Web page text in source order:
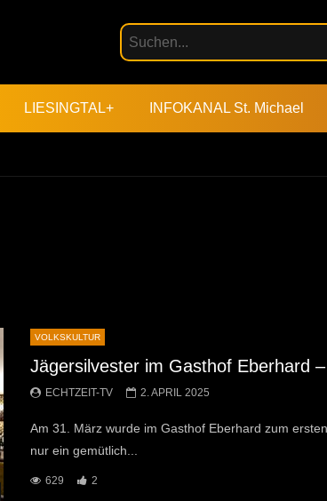
LIESINGTAL+ INFOKANAL St. Michael
Später Ansehen
VOLKSKULTUR
Jägersilvester im Gasthof Eberhard
ECHTZEIT-TV 2. APRIL 2025
Am 31. März wurde im Gasthof Eberhard zum
nur ein gemütlich...
629 2